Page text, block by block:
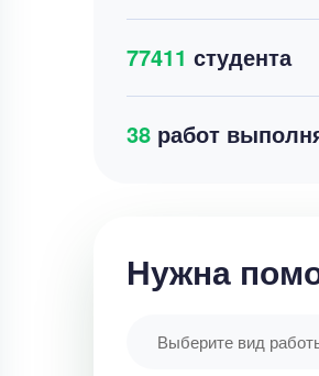
77411 студента
34работ
Нужна
Выберите вид